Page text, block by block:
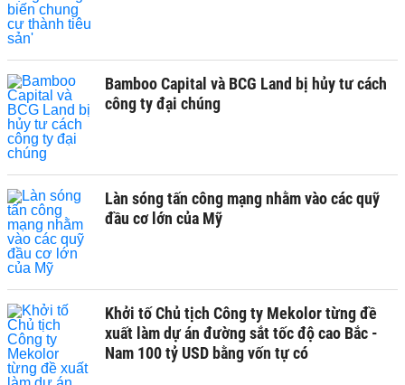
Bamboo Capital và BCG Land bị hủy tư cách
công ty đại chúng
Làn sóng tấn công mạng nhằm vào các quỹ
đầu cơ lớn của Mỹ
Khởi tố Chủ tịch Công ty Mekolor từng đề
xuất làm dự án đường sắt tốc độ cao Bắc -
Nam 100 tỷ USD bằng vốn tự có